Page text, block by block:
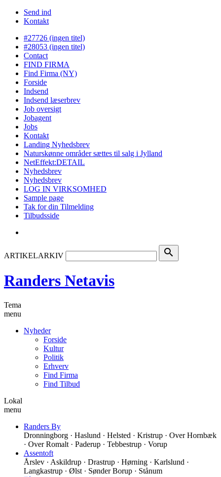
Send ind
Kontakt
#27726 (ingen titel)
#28053 (ingen titel)
Contact
FIND FIRMA
Find Firma (NY)
Forside
Indsend
Indsend læserbrev
Job oversigt
Jobagent
Jobs
Kontakt
Landing Nyhedsbrev
Naturskønne områder sættes til salg i Jylland
NetEffekt:DETAIL
Nyhedsbrev
Nyhedsbrev
LOG IN VIRKSOMHED
Sample page
Tak for din Tilmelding
Tilbudsside
ARTIKELARKIV search
Randers Netavis
Tema
menu
Nyheder
Forside
Kultur
Politik
Erhverv
Find Firma
Find Tilbud
Lokal
menu
Randers By
Dronningborg · Haslund · Helsted · Kristrup · Over Hornbæk
· Over Romalt · Paderup · Tebbestrup · Vorup
Assentoft
Årslev · Askildrup · Drastrup · Hørning · Karlslund ·
Langkastrup · Ølst · Sønder Borup · Stånum